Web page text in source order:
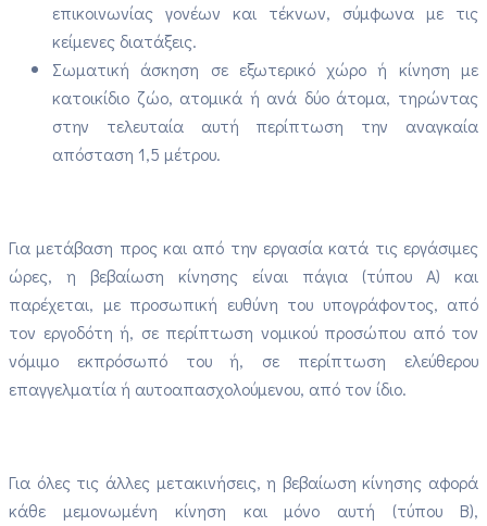
επικοινωνίας γονέων και τέκνων, σύμφωνα με τις
κείμενες διατάξεις.
Σωματική άσκηση σε εξωτερικό χώρο ή κίνηση με
κατοικίδιο ζώο, ατομικά ή ανά δύο άτομα, τηρώντας
στην τελευταία αυτή περίπτωση την αναγκαία
απόσταση 1,5 μέτρου.
Για μετάβαση προς και από την εργασία κατά τις εργάσιμες
ώρες, η βεβαίωση κίνησης είναι πάγια (τύπου A) και
παρέχεται, με προσωπική ευθύνη του υπογράφοντος, από
τον εργοδότη ή, σε περίπτωση νομικού προσώπου από τον
νόμιμο εκπρόσωπό του ή, σε περίπτωση ελεύθερου
επαγγελματία ή αυτοαπασχολούμενου, από τον ίδιο.
Για όλες τις άλλες μετακινήσεις, η βεβαίωση κίνησης αφορά
κάθε μεμονωμένη κίνηση και μόνο αυτή (τύπου Β),